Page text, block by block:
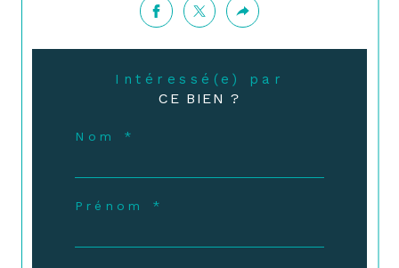
Intéressé(e) par
CE BIEN ?
Nom *
Prénom *